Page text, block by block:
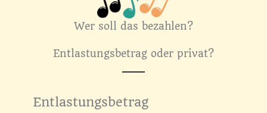
Wer soll das bezahlen?
Entlastungsbetrag oder privat?
Entlastungsbetrag